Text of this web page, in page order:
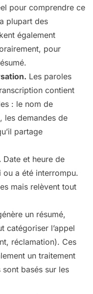
pour comprendre ce
plupart des
également
pour
Les paroles
contient
: le nom de
les demandes de
partage
Date et heure de
ou a été interrompu.
mais relèvent tout
un résumé,
catégoriser l’appel
réclamation). Ces
un traitement
basés sur les